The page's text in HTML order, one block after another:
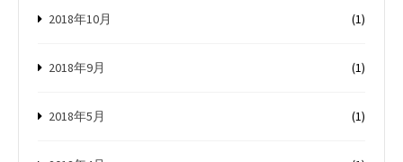
2018年10月 (1)
2018年9月 (1)
2018年5月 (1)